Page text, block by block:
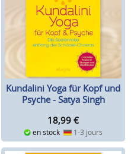
Kundalini Yoga für Kopf und
Psyche - Satya Singh
18,99 €
en stock 1-3 jours